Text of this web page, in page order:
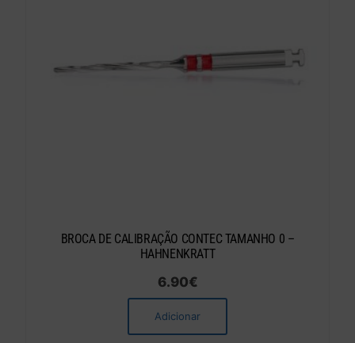
BROCA DE CALIBRAÇÃO CONTEC TAMANHO 0 –
HAHNENKRATT
6.90€
Adicionar